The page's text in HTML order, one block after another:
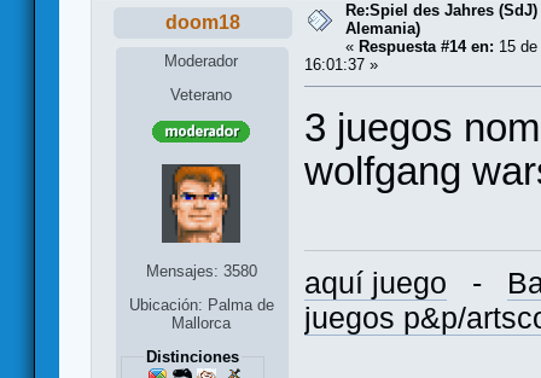
doom18
Moderador
Veterano
Mensajes: 3580
Ubicación: Palma de
Mallorca
Distinciones
Re:Spiel des Jahres
Alemania)
« Respuesta #14 en: 15
16:01:37 »
3 juegos
wolfgang
aquí juego -
juegos p&p/